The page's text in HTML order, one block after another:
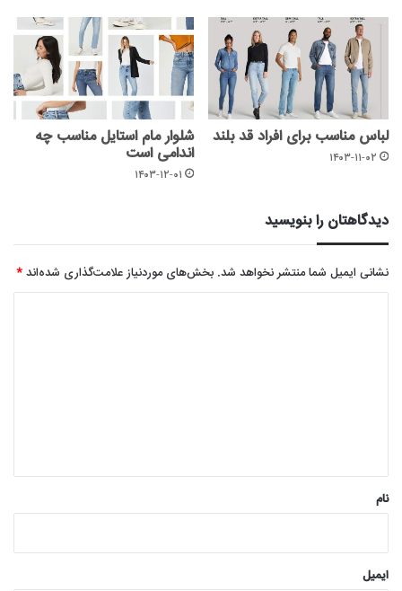
لباس مناسب برای افراد قد بلند
۱۴۰۳-۱۱-۰۲
شلوار مام استایل مناسب چه
اندامی است
۱۴۰۳-۱۲-۰۱
دیدگاهتان را بنویسید
نشانی ایمیل شما منتشر نخواهد شد. بخش‌های موردنیاز علامت‌گذاری شده‌اند*
نام
ایمیل